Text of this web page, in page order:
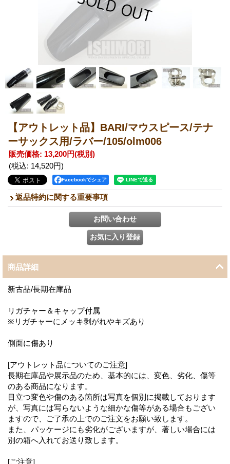
【アウトレット品】BARI/マウスピース/テナ
ーサックス用/ラバー/105/olm006
販売価格: 13,200円(税別)
(税込: 14,520円)
Facebookでシェア
返品特約に関する重要事項
商品詳細
新古品/長期在庫品
リガチャー＆キャップ付属
※リガチャーにメッキ剥がれやキズあり
側面に傷あり
[アウトレット品についてのご注意]
長期在庫品や展示品のため、基本的には、変色、劣化、傷等
のある商品になります。
目立つ変色や傷のある箇所は写真を個別に掲載しております
が、写真には写らないような細かな傷等がある場合もござい
ますので、ご了承の上でのご注文をお願い致します。
また、パッケージにも劣化がございますが、著しい場合には
別の箱へ入れてお送り致します。
[ご注意]